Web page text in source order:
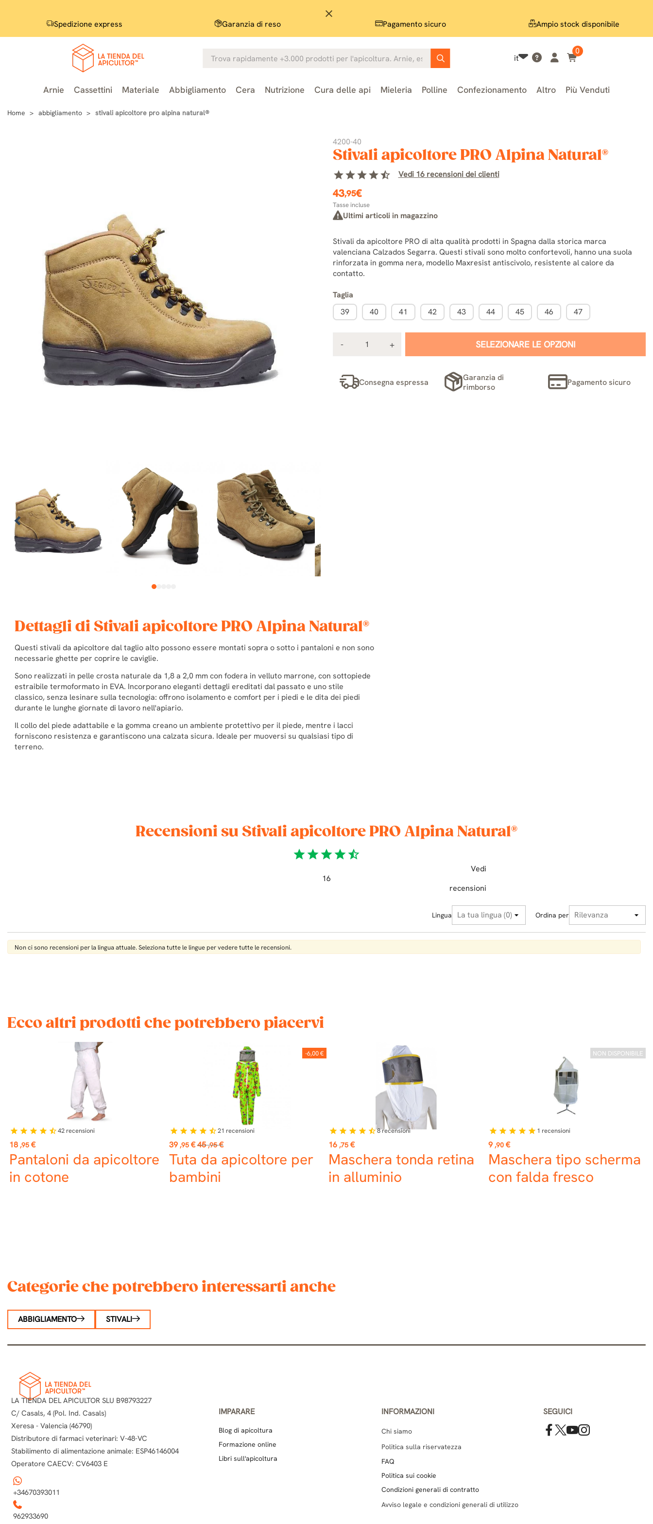
close
Spedizione express Garanzia di reso Pagamento sicuro Ampio stock disponibile
it
0
Arnie Cassettini Materiale Abbigliamento Cera Nutrizione Cura delle api Mieleria Polline Confezionamento Altro Più Venduti
Home abbigliamento stivali apicoltore pro alpina natural®
4200-40
Stivali apicoltore PRO Alpina Natural®
starstarstarstarstar_half Vedi 16 recensioni dei clienti
1
43,95€
Tasse incluse
Ultimi articoli in magazzino
Stivali da apicoltore PRO di alta qualità prodotti in Spagna dalla storica marca
valenciana Calzados Segarra. Questi stivali sono molto confortevoli, hanno una suola
rinforzata in gomma nera, modello Maxresist antiscivolo, resistente al calore da
contatto.
Taglia
39
40 41 42 43 44 45 46 47
SELEZIONARE LE OPZIONI
Consegna espressa
Garanzia di
rimborso
Pagamento sicuro
Dettagli di Stivali apicoltore PRO Alpina Natural®
Questi stivali da apicoltore dal taglio alto possono essere montati sopra o sotto i pantaloni e non sono
necessarie ghette per coprire le caviglie.
Sono realizzati in pelle crosta naturale da 1,8 a 2,0 mm con fodera in velluto marrone, con sottopiede
estraibile termoformato in EVA. Incorporano eleganti dettagli ereditati dal passato e uno stile
classico, senza lesinare sulla tecnologia: offrono isolamento e comfort per i piedi e le dita dei piedi
durante le lunghe giornate di lavoro nell'apiario.
Il collo del piede adattabile e la gomma creano un ambiente protettivo per il piede, mentre i lacci
forniscono resistenza e garantiscono una calzata sicura. Ideale per muoversi su qualsiasi tipo di
terreno.
Recensioni su Stivali apicoltore PRO Alpina Natural®
starstarstarstarstar_half
Vedi
16
recensioni
Lingua Ordina per
Non ci sono recensioni per la lingua attuale. Seleziona tutte le lingue per vedere tutte le recensioni.
Ecco altri prodotti che potrebbero piacervi
Prezzo
18 ,95 €
Pantaloni da apicoltore
in cotone
star star star star star_half42 recensioni
-6,00 €
Prezzo
39 ,95 €Prezzo
base
45 ,95 €
Tuta da apicoltore per
bambini
star star star star star_half21 recensioni
Prezzo
16 ,75 €
Maschera tonda retina
in alluminio
star star star star star_half8recensioni
NON DISPONIBILE
Prezzo
9 ,90 €
Maschera tipo scherma
con falda fresco
star star star star star 1 recensioni
Categorie che potrebbero interessarti anche
ABBIGLIAMENTO STIVALI
LA TIENDA DEL APICULTOR SLU B98793227
C/ Casals, 4 (Pol. Ind. Casals)
Xeresa - Valencia (46790)
Distributore di farmaci veterinari: V-48-VC
Stabilimento di alimentazione animale: ESP46146004
Operatore CAECV: CV6403 E
+34670393011
962933690
IMPARARE
Blog di apicoltura
Formazione online
Libri sull'apicoltura
INFORMAZIONI
Chi siamo
Politica sulla riservatezza
FAQ
Politica sui cookie
Condizioni generali di contratto
Avviso legale e condizioni generali di utilizzo
SEGUICI